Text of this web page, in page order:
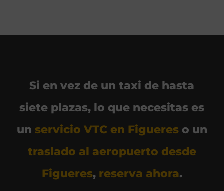
Si en vez de un taxi de hasta
siete plazas, lo que necesitas es
un servicio VTC en Figuereso un
traslado al aeropuerto desde
Figueres, reserva ahora.